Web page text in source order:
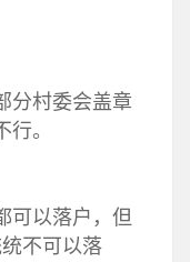
分村委会盖章
。
可以落户，但
不可以落